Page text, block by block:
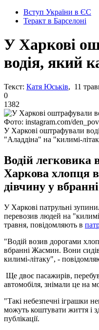
Вступ України в ЄС
Теракт в Барселоні
У Харкові
водія, який
Текст: Катя Юськів, 11
0
1382
Фото: instagram.com/
У Харкові оштрафували
"Аладдіна" на "килимі-
Водій легковика
Харкова хлопця
дівчину у
У Харкові патрульні
перевозив людей на
травня, повідомляють в
"Водій возив дорогами
вбранні Жасмин. Вони
килимі-літаку", -
Ще двоє пасажирів,
автомобіля, знімали це на
"Такі небезпечні іграшки
можуть коштувати життя і
публікації.